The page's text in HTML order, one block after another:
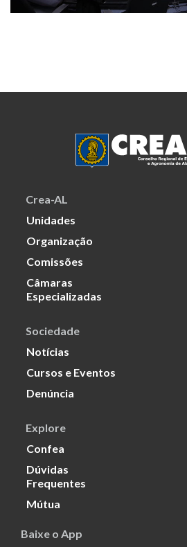
Crea-AL
Unidades
Organização
Comissões
Câmaras
Especializadas
Sociedade
Notícias
Cursos e Eventos
Denúncia
Explore
Confea
Dúvidas
Frequentes
Mútua
Baixe o App